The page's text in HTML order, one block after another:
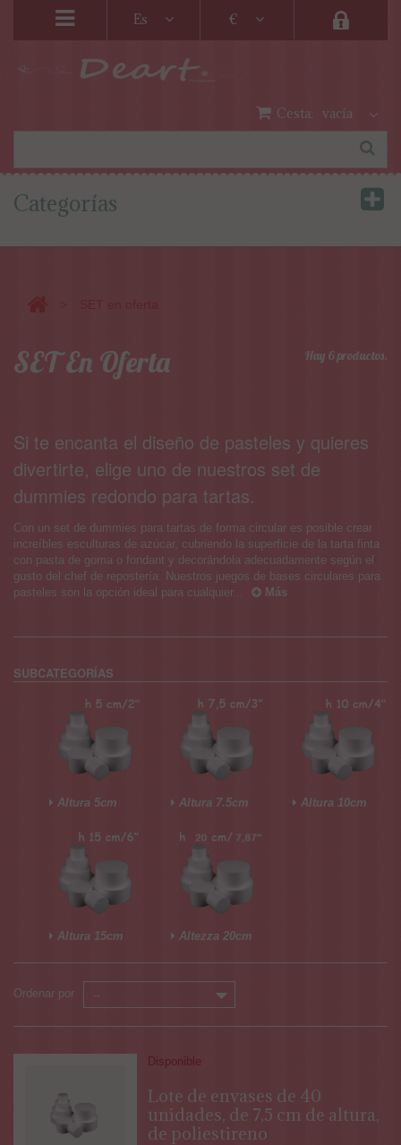
Es €
Cesta: vacía
Categorías
SET En Oferta Hay 6 productos.
Si te encanta el diseño de pasteles y quieres
divertirte, elige uno de nuestros set de
dummies redondo para tartas.
Con un set de dummies para tartas de forma circular es posible crear
increíbles esculturas de azúcar, cubriendo la superficie de la tarta finta
con pasta de goma o fondant y decorándola adecuadamente según el
gusto del chef de repostería. Nuestros juegos de bases circulares para
pasteles son la opción ideal para cualquier...
Más
SUBCATEGORÍAS
Altura 5cm Altura 7.5cm Altura 10cm
Altura 15cm Altezza 20cm
Ordenar por --
Disponible
Lote de envases de 40
unidades, de 7,5 cm de altura,
de poliestireno